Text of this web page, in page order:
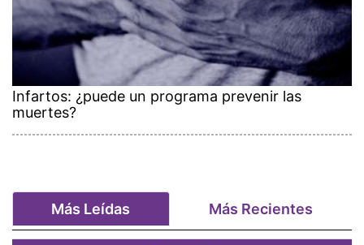
Infartos: ¿puede un programa prevenir las
muertes?
Más Leídas Más Recientes